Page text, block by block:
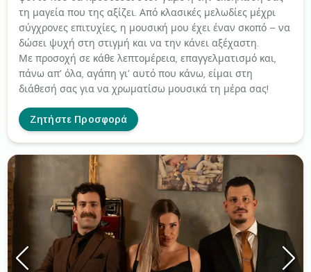
τη μαγεία που της αξίζει. Από κλασικές μελωδίες μέχρι
σύγχρονες επιτυχίες, η μουσική μου έχει έναν σκοπό – να
δώσει ψυχή στη στιγμή και να την κάνει αξέχαστη.
Με προσοχή σε κάθε λεπτομέρεια, επαγγελματισμό και,
πάνω απ’ όλα, αγάπη γι’ αυτό που κάνω, είμαι στη
διάθεσή σας για να χρωματίσω μουσικά τη μέρα σας!
Ζητήστε Προσφορά